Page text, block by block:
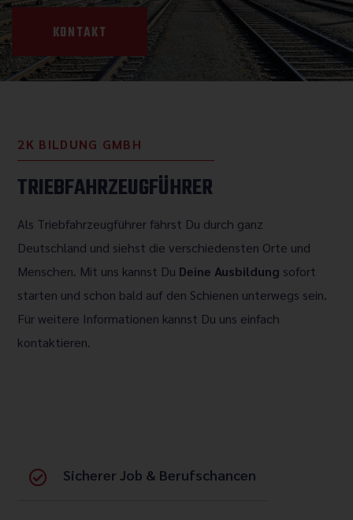
KONTAKT
2K BILDUNG GMBH
TRIEBFAHRZEUGFÜHRER
Als Triebfahrzeugführer fährst Du durch ganz
Deutschland und siehst die verschiedensten Orte und
Menschen. Mit uns kannst Du Deine Ausbildung sofort
starten und schon bald auf den Schienen unterwegs sein.
Für weitere Informationen kannst Du uns einfach
kontaktieren.
Sicherer Job & Berufschancen